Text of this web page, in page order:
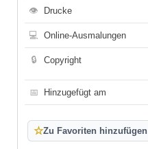
👁 Drucke
💻 Online-Ausmalungen
🔒 Copyright
📅 Hinzugefügt am
☆Zu Favoriten hinzufügen